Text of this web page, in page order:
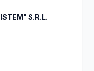
S.R.L.